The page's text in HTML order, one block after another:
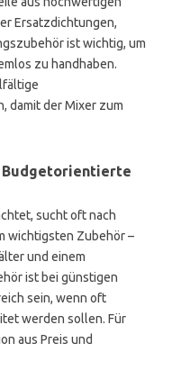
Ersatzdichtungen,
ist wichtig, um
zu handhaben.
damit der Mixer zum
Budgetorientierte
sucht oft nach
wichtigsten Zubehör –
und einem
ist bei günstigen
sein, wenn oft
werden sollen. Für
aus Preis und